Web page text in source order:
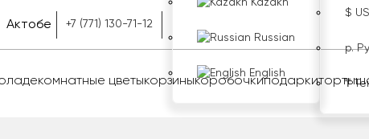
Актобе +7 (771) 130-71-12
Kazakh
Russian
English
$
р.
₸
комнатные цветыкорзиныкоробочкиподаркиторты